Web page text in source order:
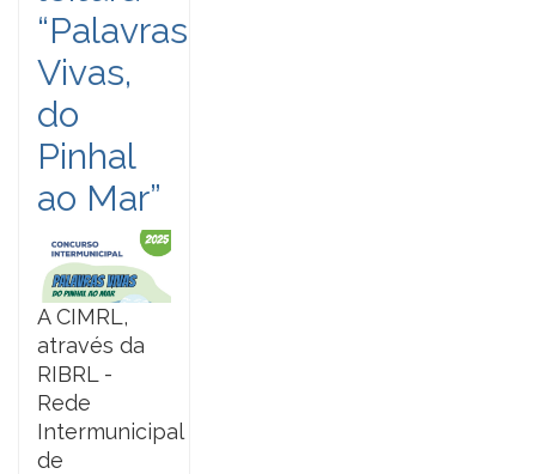
“Palavras
Vivas,
do
Pinhal
ao Mar”
A CIMRL,
através da
RIBRL -
Rede
Intermunicipal
de